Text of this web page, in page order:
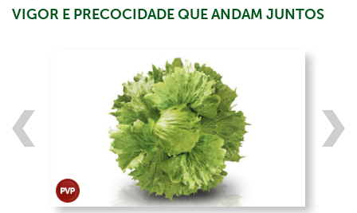
VIGOR E PRECOCIDADE QUE ANDAM JUNTOS